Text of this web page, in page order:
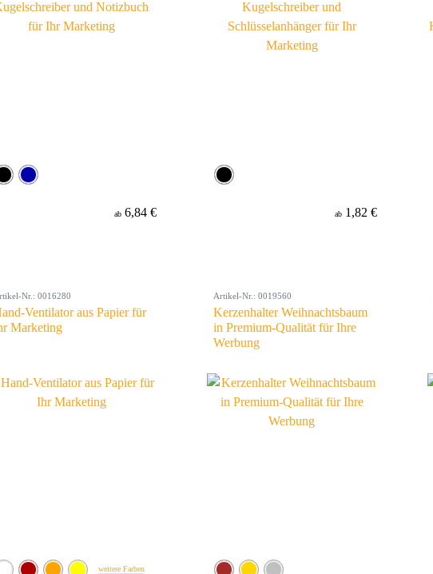
ab 6,84 € ab 1,82 €
Nr.: 0016280
Ventilator aus Papier für
Marketing
weitere Farben
Artikel-Nr.: 0019560
Kerzenhalter Weihnachtsbaum
in Premium-Qualität für Ihre
Werbung